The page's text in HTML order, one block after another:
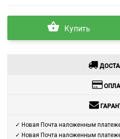
Купить
✓ Новая Почта наложенным
✓ Новая Почта наложенным